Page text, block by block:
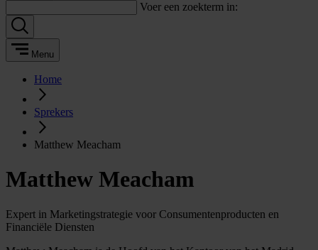
Voer een zoekterm in:
Menu
Home
Sprekers
Matthew Meacham
Matthew Meacham
Expert in Marketingstrategie voor Consumentenproducten en
Financiële Diensten